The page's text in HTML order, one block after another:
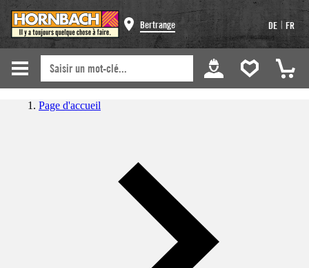
Bertrange DE | FR
Page d'accueil